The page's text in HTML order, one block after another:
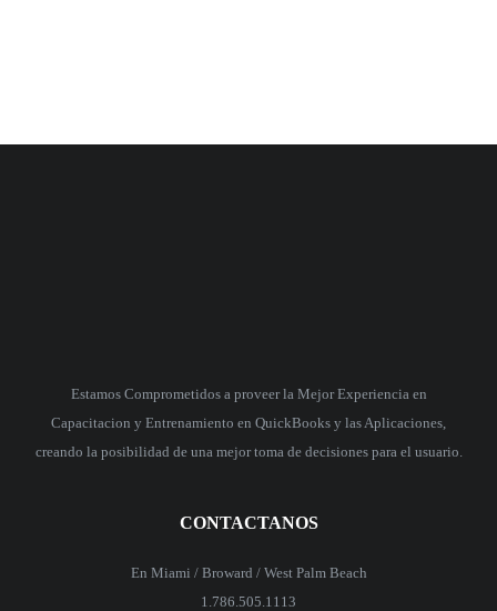
Estamos Comprometidos a proveer la Mejor Experiencia en
Capacitacion y Entrenamiento en QuickBooks y las Aplicaciones,
creando la posibilidad de una mejor toma de decisiones para el usuario.
CONTACTANOS
En Miami / Broward / West Palm Beach
1.786.505.1113